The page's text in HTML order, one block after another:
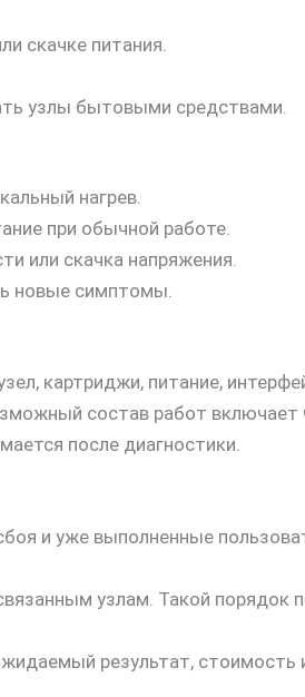
скачке питания.
узлы бытовыми средствами.
нагрев.
при обычной работе.
или скачка напряжения.
новые симптомы.
картриджи, питание,
состав работ включает
после диагностики.
и уже выполненные
узлам. Такой порядок
результат,